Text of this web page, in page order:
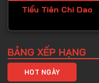
Tiểu Tiên Chi Dao
BẢNG XẾP HẠNG
HOT NGÀY